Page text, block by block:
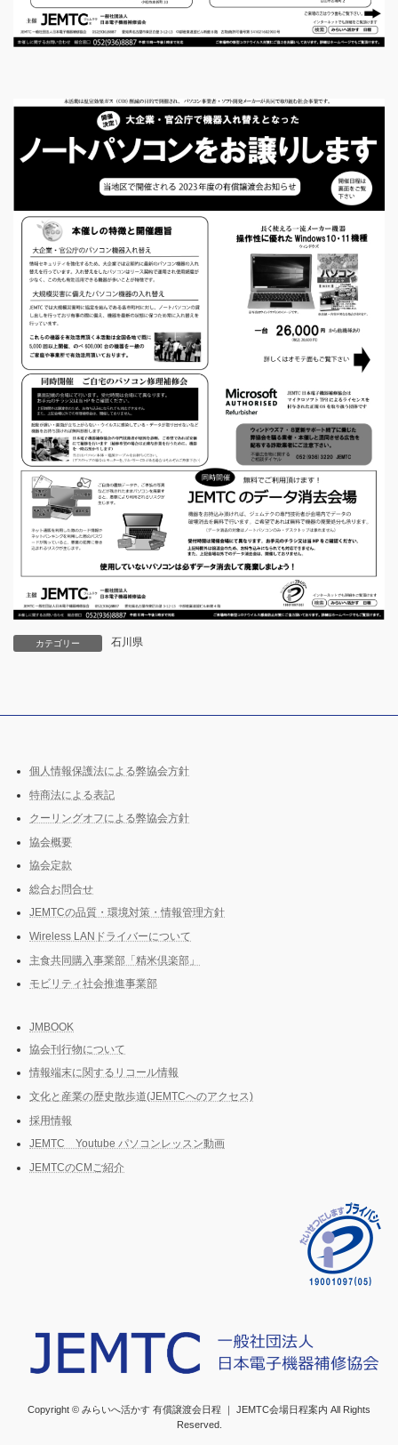
カテゴリー 石川県
個人情報保護法による弊協会方針
特商法による表記
クーリングオフによる弊協会方針
協会概要
協会定款
総合お問合せ
JEMTCの品質・環境対策・情報管理方針
Wireless LANドライバーについて
主食共同購入事業部「精米倶楽部」
モビリティ社会推進事業部
JMBOOK
協会刊行物について
情報端末に関するリコール情報
文化と産業の歴史散歩道(JEMTCへのアクセス)
採用情報
JEMTC Youtube パソコンレッスン動画
JEMTCのCMご紹介
Copyright © みらいへ活かす 有償譲渡会日程 ｜ JEMTC会場日程案内 All Rights
Reserved.